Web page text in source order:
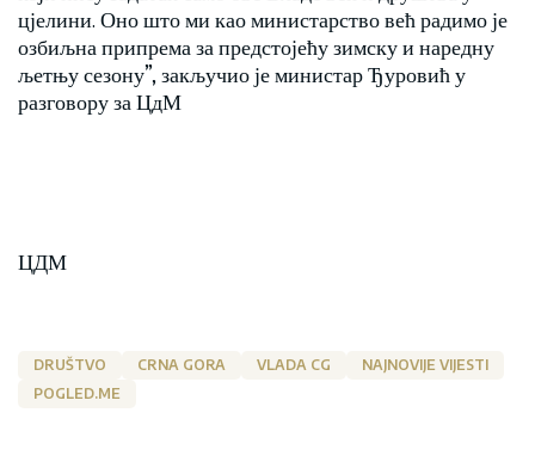
цјелини. Оно што ми као министарство већ радимо је
озбиљна припрема за предстојећу зимску и наредну
љетњу сезону”, закључио је министар Ђуровић у
разговору за ЦдМ
ЦДМ
DRUŠTVO CRNA GORA VLADA CG
NAJNOVIJE VIJESTI
POGLED.ME